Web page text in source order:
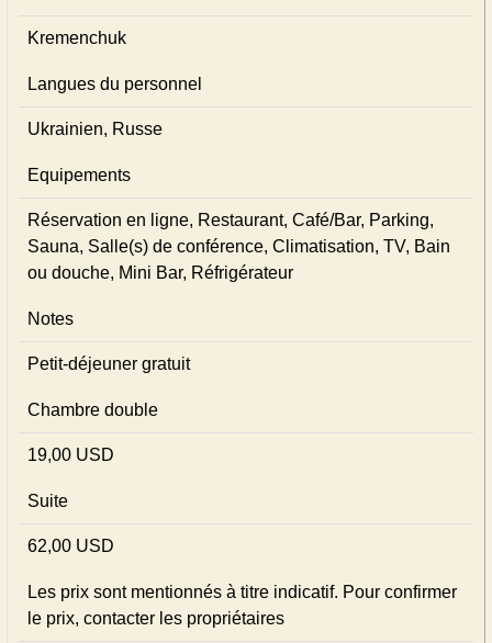
Kremenchuk
Langues du personnel
Ukrainien, Russe
Equipements
Réservation en ligne, Restaurant, Café/Bar, Parking,
Sauna, Salle(s) de conférence, Climatisation, TV, Bain
ou douche, Mini Bar, Réfrigérateur
Notes
Petit-déjeuner gratuit
Chambre double
19,00 USD
Suite
62,00 USD
Les prix sont mentionnés à titre indicatif. Pour confirmer
le prix, contacter les propriétaires